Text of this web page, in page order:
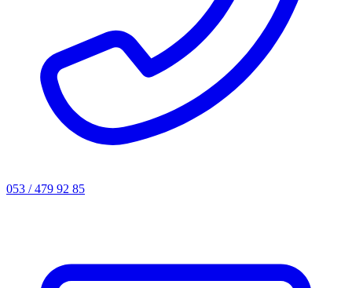
053 / 479 92 85